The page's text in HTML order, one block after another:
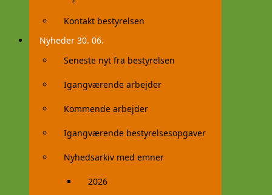
Kontakt bestyrelsen
Nyheder 30. 06.
Seneste nyt fra bestyrelsen
Igangværende arbejder
Kommende arbejder
Igangværende bestyrelsesopgaver
Nyhedsarkiv med emner
2026